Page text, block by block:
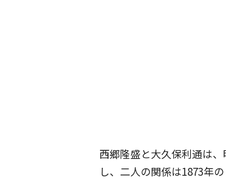
西郷隆盛と大久保利通は
し、二人の関係は1873年